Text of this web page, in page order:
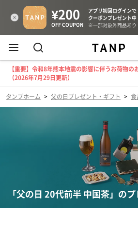
【重要】令和8年熊本地震の影響に伴うお荷物
（2026年7月29日更新）
タンプホーム > 父の日プレゼント・ギフト > 食
「父の日 20代前半 中国茶」の